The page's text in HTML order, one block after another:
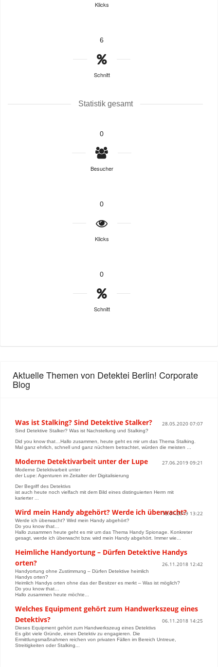
Klicks
6
Schnitt
Statistik gesamt
0
Besucher
0
Klicks
0
Schnitt
Aktuelle Themen von Detektei Berlin! Corporate
Blog
Was ist Stalking? Sind Detektive Stalker? 28.05.2020 07:07
Sind Detektive Stalker? Was ist Nachstellung und Stalking?
Did you know that…Hallo zusammen, heute geht es mir um das Thema Stalking.
Mal ganz ehrlich, schnell und ganz nüchtern betrachtet, würden die meisten ...
Moderne Detektivarbeit unter der Lupe 27.06.2019 09:21
Moderne Detektivarbeit unter
der Lupe: Agenturen im Zeitalter der Digitalisierung
Der Begriff des Detektivs
ist auch heute noch vielfach mit dem Bild eines distinguierten Herrn mit
karierter ...
Wird mein Handy abgehört? Werde ich überwacht?
18.01.2019 13:22
Werde ich überwacht? Wird mein Handy abgehört?
Do you know that…
Hallo zusammen heute geht es mir um das Thema Handy Spionage. Konkreter
gesagt, werde ich überwacht bzw. wird mein Handy abgehört. Immer wie...
Heimliche Handyortung – Dürfen Detektive Handys
orten?
26.11.2018 12:42
Handyortung ohne Zustimmung – Dürfen Detektive heimlich
Handys orten?
Heimlich Handys orten ohne das der Besitzer es merkt – Was ist möglich?
Do you know that…
Hallo zusammen heute möchte...
Welches Equipment gehört zum Handwerkszeug eines
Detektivs?
06.11.2018 14:25
Dieses Equipment gehört zum Handwerkszeug eines Detektivs
Es gibt viele Gründe, einen Detektiv zu engagieren. Die
Ermittlungsmaßnahmen reichen von privaten Fällen im Bereich Untreue,
Streitigkeiten oder Stalking...